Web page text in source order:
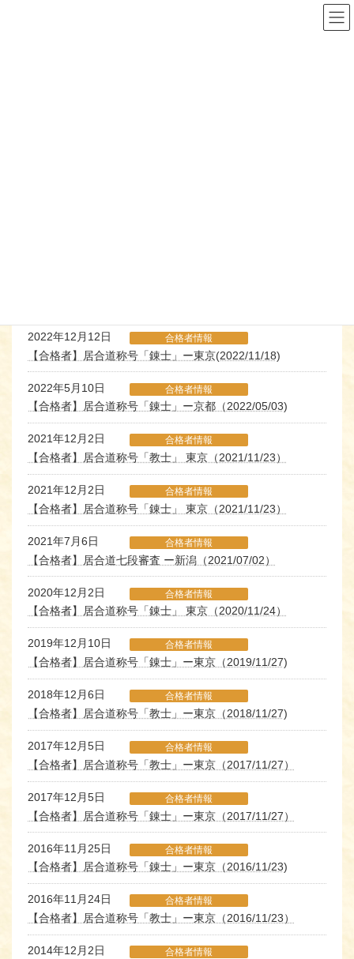
2022年12月12日 合格者情報
【合格者】居合道称号「錬士」ー東京(2022/11/18)
2022年5月10日 合格者情報
【合格者】居合道称号「錬士」ー京都（2022/05/03)
2021年12月2日 合格者情報
【合格者】居合道称号「教士」 東京（2021/11/23）
2021年12月2日 合格者情報
【合格者】居合道称号「錬士」 東京（2021/11/23）
2021年7月6日 合格者情報
【合格者】居合道七段審査 ー新潟（2021/07/02）
2020年12月2日 合格者情報
【合格者】居合道称号「錬士」 東京（2020/11/24）
2019年12月10日 合格者情報
【合格者】居合道称号「錬士」ー東京（2019/11/27)
2018年12月6日 合格者情報
【合格者】居合道称号「教士」ー東京（2018/11/27)
2017年12月5日 合格者情報
【合格者】居合道称号「教士」ー東京（2017/11/27）
2017年12月5日 合格者情報
【合格者】居合道称号「錬士」ー東京（2017/11/27）
2016年11月25日 合格者情報
【合格者】居合道称号「錬士」ー東京（2016/11/23)
2016年11月24日 合格者情報
【合格者】居合道称号「教士」ー東京（2016/11/23）
2014年12月2日 合格者情報